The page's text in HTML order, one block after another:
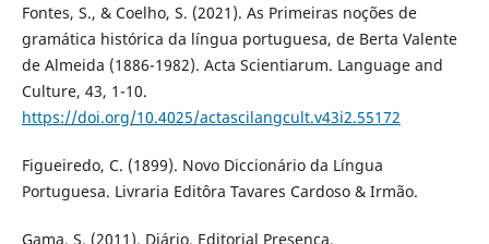
Fontes, S., & Coelho, S. (2021). As Primeiras noções de
gramática histórica da língua portuguesa, de Berta Valente
de Almeida (1886-1982). Acta Scientiarum. Language and
Culture, 43, 1-10.
https://doi.org/10.4025/actascilangcult.v43i2.55172
Figueiredo, C. (1899). Novo Diccionário da Língua
Portuguesa. Livraria Editôra Tavares Cardoso & Irmão.
Gama, S. (2011). Diário. Editorial Presença.